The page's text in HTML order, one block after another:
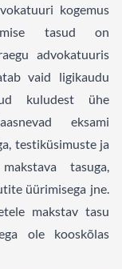
kogemus
tasud on
advokatuuris
vaid ligikaudu
kuludest ühe
eksami
testiküsimuste ja
tasuga,
üürimisega jne.
makstav tasu
ole kooskõlas